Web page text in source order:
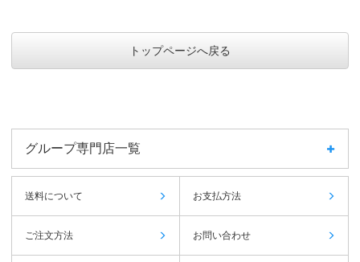
トップページへ戻る
グループ専門店一覧
送料について お支払方法
ご注文方法 お問い合わせ